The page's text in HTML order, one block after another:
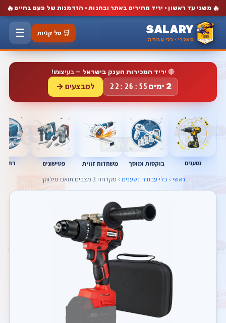
🔥 משני עד ראשון · יריד מחירים באתר ובחנות · הזדמנות של פעם בחיים 🔥
SALARY
סאלרי · כלי עבודה
🛒 סל קניות ☰
🔴 יריד המכירות הענק בישראל — בעיצומו!
2 ימים 22:26:54 למבצעים →
נטענים בוקסות ומוסך משחזות זווית פטישונים
ראשי › כלי עבודה נטענים › מקדחה 3 מצבים תואם מילווקי